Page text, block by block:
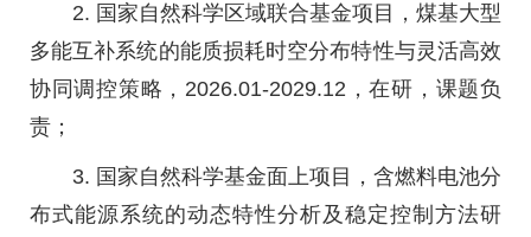
2. 国家自然科学区域联合基金项目，煤基大型
多能互补系统的能质损耗时空分布特性与灵活高效
协同调控策略，2026.01-2029.12，在研，课题负
责；
3. 国家自然科学基金面上项目，含燃料电池分
布式能源系统的动态特性分析及稳定控制方法研